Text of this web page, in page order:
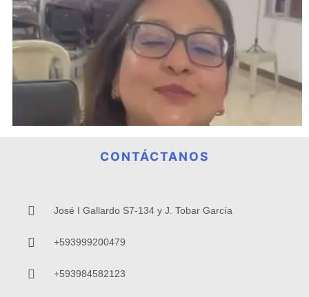
CONTÁCTANOS
José I Gallardo S7-134 y J. Tobar García
+593999200479
+593984582123